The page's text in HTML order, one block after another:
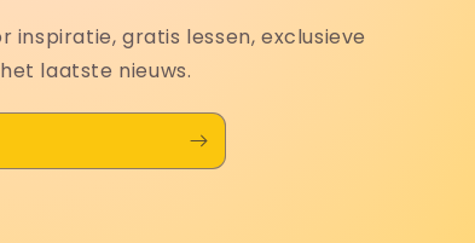
inspiratie, gratis lessen, exclusieve
laatste nieuws.